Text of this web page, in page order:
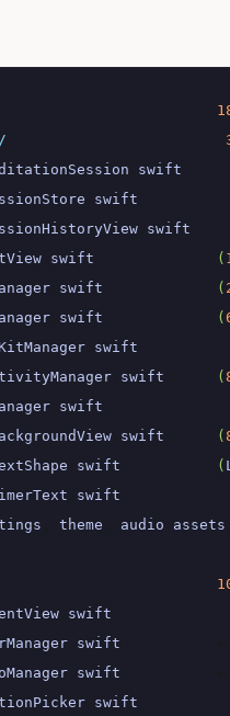
/
swift
swift
swift
swift (
swift (
swift (
swift
swift (
swift
swift (
swift (
swift
theme audio assets
swift
swift
swift
swift